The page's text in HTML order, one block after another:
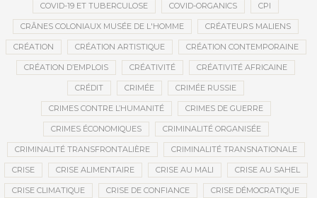
COVID-19 ET TUBERCULOSE COVID-ORGANICS CPI
CRÂNES COLONIAUX MUSÉE DE L'HOMME CRÉATEURS MALIENS
CRÉATION CRÉATION ARTISTIQUE CRÉATION CONTEMPORAINE
CRÉATION D’EMPLOIS CRÉATIVITÉ CRÉATIVITÉ AFRICAINE
CRÉDIT CRIMÉE CRIMÉE RUSSIE
CRIMES CONTRE L’HUMANITÉ CRIMES DE GUERRE
CRIMES ÉCONOMIQUES CRIMINALITÉ ORGANISÉE
CRIMINALITÉ TRANSFRONTALIÈRE CRIMINALITÉ TRANSNATIONALE
CRISE CRISE ALIMENTAIRE CRISE AU MALI CRISE AU SAHEL
CRISE CLIMATIQUE CRISE DE CONFIANCE CRISE DÉMOCRATIQUE